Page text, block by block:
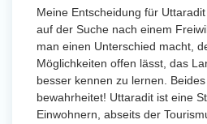
Meine Entscheidung für
auf der Suche nach einem
man einen Unterschied macht,
Möglichkeiten offen lässt, das
besser kennen zu lernen.
bewahrheitet! Uttaradit ist eine
Einwohnern, abseits der